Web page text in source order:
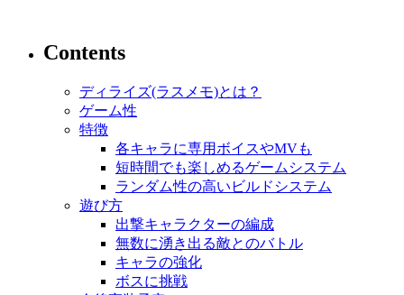
Contents
ディライズ(ラスメモ)とは？
ゲーム性
特徴
各キャラに専用ボイスやMVも
短時間でも楽しめるゲームシステム
ランダム性の高いビルドシステム
遊び方
出撃キャラクターの編成
無数に湧き出る敵とのバトル
キャラの強化
ボスに挑戦